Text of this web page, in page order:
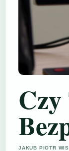
JAKUB PIOTR